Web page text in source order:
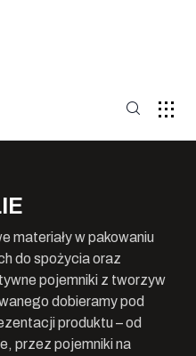
materiały w pakowaniu
do spożycia oraz
pojemniki z tworzyw
dobieramy pod
produktu – od
przez pojemniki na